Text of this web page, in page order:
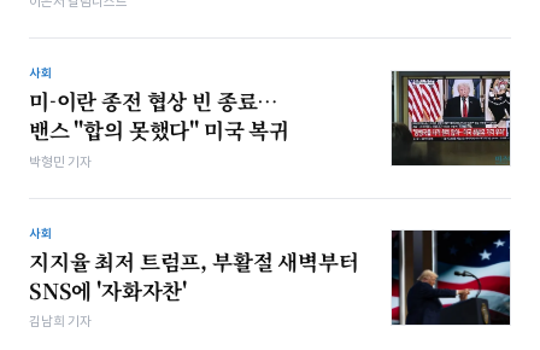
사회
미-이란 종전 협상 빈 종료…
밴스 "합의 못했다" 미국 복귀
박형민 기자
사회
지지율 최저 트럼프, 부활절 새벽부터
SNS에 '자화자찬'
김남희 기자